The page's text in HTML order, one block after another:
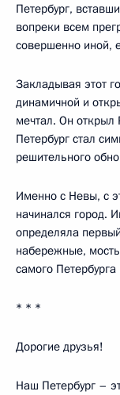
Петербург,
вопреки всем
совершенно иной,
Закладывая этот
динамичной и
мечтал. Он
Петербург стал
решительного
Именно с Невы, с
начинался город.
определяла
набережные,
самого
* * *
Дорогие друзья!
Наш Петербург –